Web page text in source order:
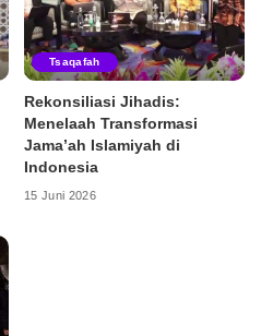
Tsaqafah
Rekonsiliasi Jihadis:
Menelaah Transformasi
Jama’ah Islamiyah di
Indonesia
15 Juni 2026